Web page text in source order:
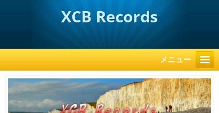
XCB Records
メニュー